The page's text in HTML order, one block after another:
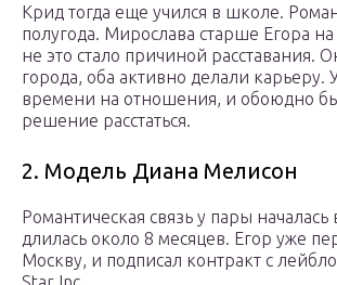
Крид тогда еще учился в школе.
полугода. Мирослава старше Егора
не это стало причиной расставания.
города, оба активно делали карьеру.
времени на отношения, и обоюдно
решение расстаться.
2. Модель Диана Мелисон
Романтическая связь у пары
длилась около 8 месяцев. Егор уже
Москву, и подписал контракт с